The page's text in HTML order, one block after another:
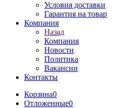
Условия доставки
Гарантия на товар
Компания
Назад
Компания
Новости
Политика
Вакансии
Контакты
Корзина0
Отложенные0